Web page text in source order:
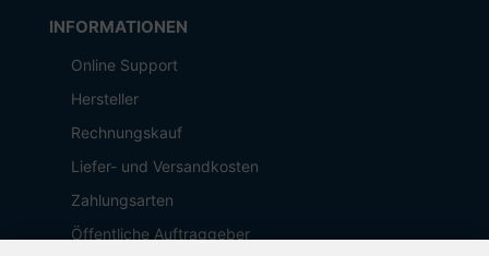
INFORMATIONEN
Online Support
Hersteller
Rechnungskauf
Liefer- und Versandkosten
Zahlungsarten
Öffentliche Auftraggeber